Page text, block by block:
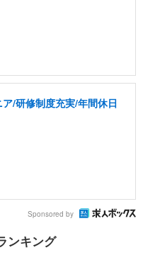
/研修制度充実/年間休日
Sponsored by
ンキング